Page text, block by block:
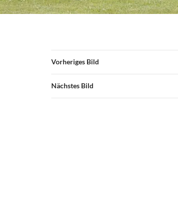
Vorheriges Bild
Nächstes Bild